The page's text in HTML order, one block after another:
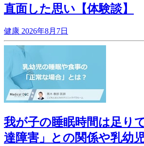
直面した思い【体験談】
健康 2026年8月7日
我が子の睡眠時間は足り
達障害」との関係や乳幼